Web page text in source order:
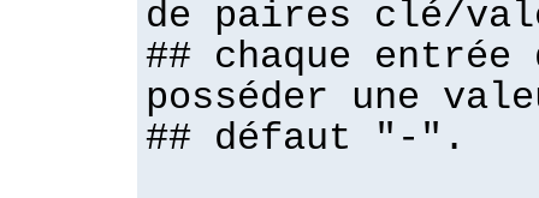
de paires clé/
## chaque
posséder une
## défaut "-".